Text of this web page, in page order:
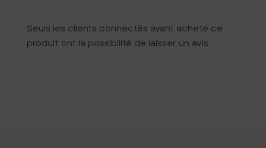
Seuls les clients connectés ayant acheté ce
produit ont la possibilité de laisser un avis.